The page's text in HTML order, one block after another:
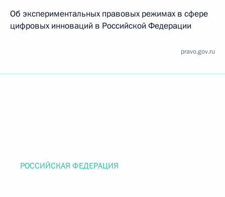
Об экспериментальных правовых режимах в сфере
цифровых инноваций в Российской Федерации
pravo.gov.ru
РОССИЙСКАЯ ФЕДЕРАЦИЯ